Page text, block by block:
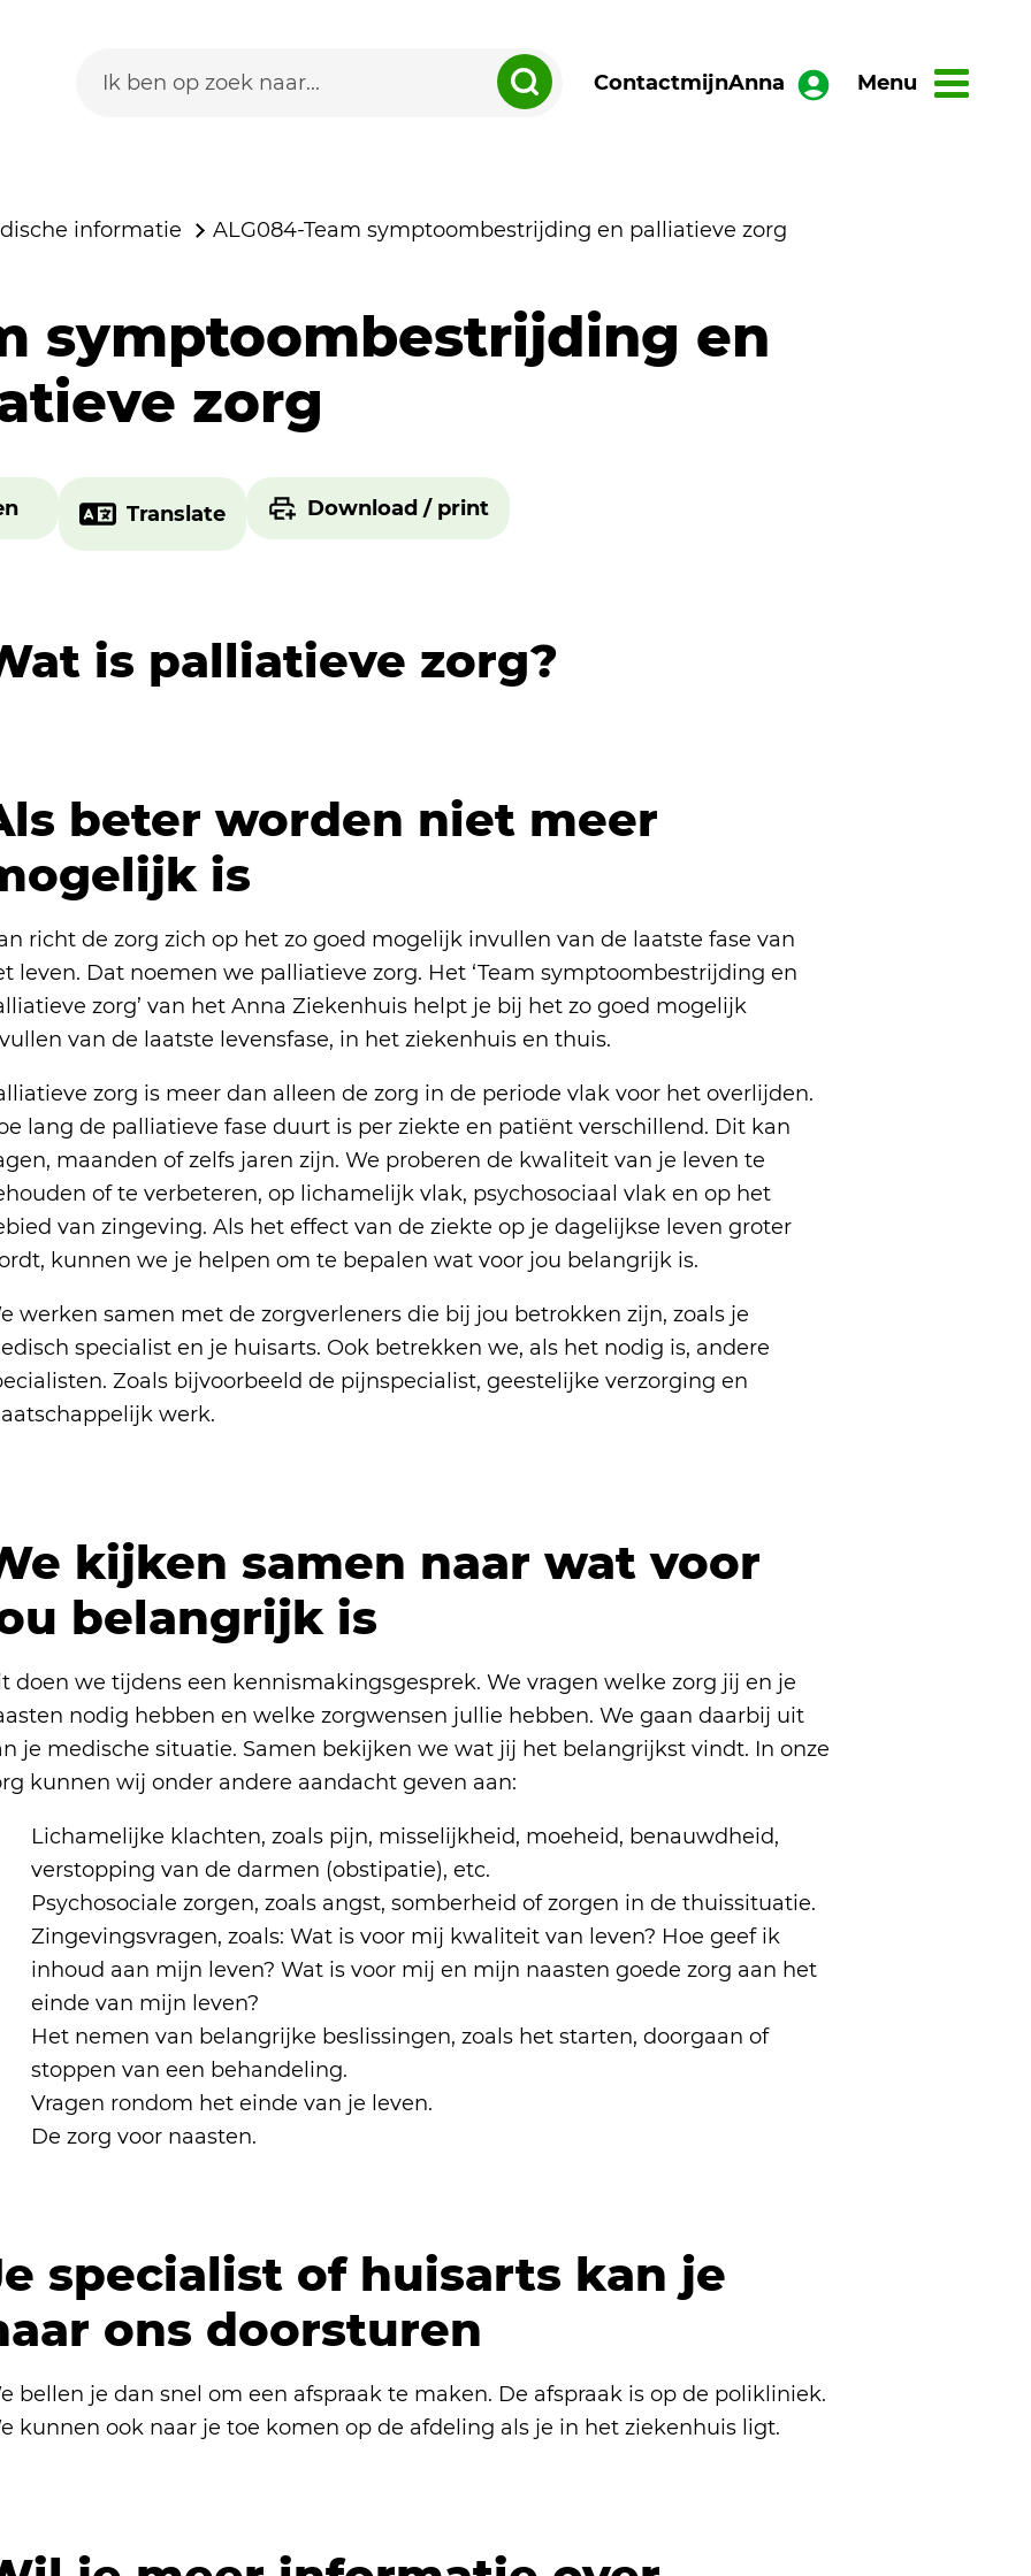
ContactmijnAnna Menu
informatie ALG084-Team symptoombestrijding en palliatieve zorg
symptoombestrijding en
zorg
Translate Download / print
is palliatieve zorg?
Cookies accepteren en video laden
beter worden niet meer
is
richt de zorg zich op het zo goed mogelijk invullen van de laatste fase van
leven. Dat noemen we palliatieve zorg. Het ‘Team symptoombestrijding en
zorg’ van het Anna Ziekenhuis helpt je bij het zo goed mogelijk
van de laatste levensfase, in het ziekenhuis en thuis.
zorg is meer dan alleen de zorg in de periode vlak voor het overlijden.
lang de palliatieve fase duurt is per ziekte en patiënt verschillend. Dit kan
maanden of zelfs jaren zijn. We proberen de kwaliteit van je leven te
of te verbeteren, op lichamelijk vlak, psychosociaal vlak en op het
van zingeving. Als het effect van de ziekte op je dagelijkse leven groter
kunnen we je helpen om te bepalen wat voor jou belangrijk is.
werken samen met de zorgverleners die bij jou betrokken zijn, zoals je
specialist en je huisarts. Ook betrekken we, als het nodig is, andere
Zoals bijvoorbeeld de pijnspecialist, geestelijke verzorging en
werk.
kijken samen naar wat voor
belangrijk is
doen we tijdens een kennismakingsgesprek. We vragen welke zorg jij en je
nodig hebben en welke zorgwensen jullie hebben. We gaan daarbij uit
je medische situatie. Samen bekijken we wat jij het belangrijkst vindt. In onze
kunnen wij onder andere aandacht geven aan:
Lichamelijke klachten, zoals pijn, misselijkheid, moeheid, benauwdheid,
verstopping van de darmen (obstipatie), etc.
Psychosociale zorgen, zoals angst, somberheid of zorgen in de thuissituatie.
Zingevingsvragen, zoals: Wat is voor mij kwaliteit van leven? Hoe geef ik
inhoud aan mijn leven? Wat is voor mij en mijn naasten goede zorg aan het
einde van mijn leven?
Het nemen van belangrijke beslissingen, zoals het starten, doorgaan of
stoppen van een behandeling.
Vragen rondom het einde van je leven.
De zorg voor naasten.
specialist of huisarts kan je
ons doorsturen
bellen je dan snel om een afspraak te maken. De afspraak is op de polikliniek.
kunnen ook naar je toe komen op de afdeling als je in het ziekenhuis ligt.